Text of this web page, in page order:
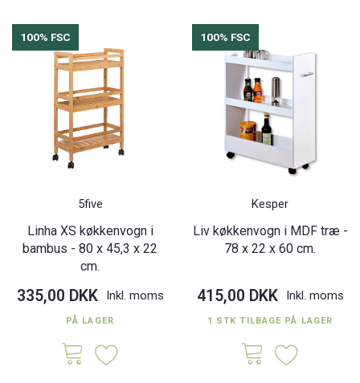
100% FSC
5five
Linha XS køkkenvogn i
bambus - 80 x 45,3 x 22
cm.
335,00 DKK Inkl. moms
PÅ LAGER
100% FSC
Kesper
Liv køkkenvogn i MDF træ -
78 x 22 x 60 cm.
415,00 DKK Inkl. moms
1 STK TILBAGE PÅ LAGER